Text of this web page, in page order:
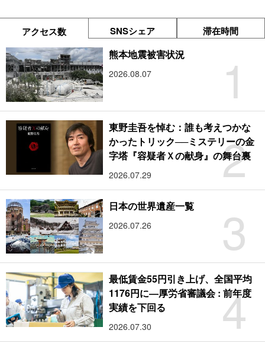
アクセス数 SNSシェア 滞在時間
1
熊本地震被害状況
2026.08.07
2
東野圭吾を悼む：誰も考えつかな
かったトリック──ミステリーの金
字塔『容疑者Ｘの献身』の舞台裏
2026.07.29
3
日本の世界遺産一覧
2026.07.26
4
最低賃金55円引き上げ、全国平均
1176円に―厚労省審議会 : 前年度
実績を下回る
2026.07.30